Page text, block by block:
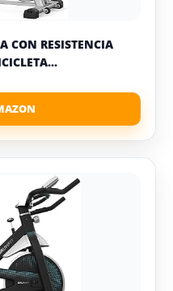
CON RESISTENCIA